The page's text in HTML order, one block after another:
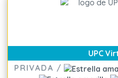
UPC
PRIVADA /